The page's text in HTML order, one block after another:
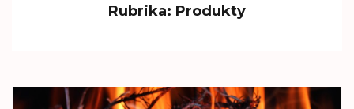
Rubrika: Produkty